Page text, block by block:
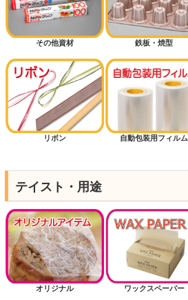
その他資材 鉄板・焼型
リボン 自動包装用フィルム
テイスト・用途
オリジナル ワックスペーパー